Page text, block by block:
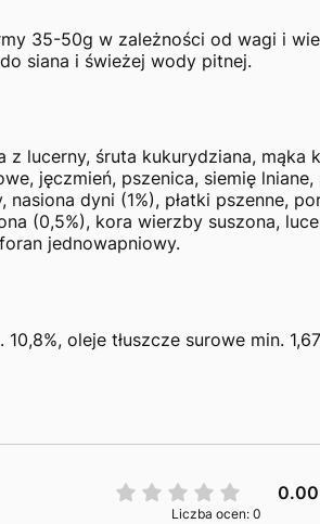
35-50g w zależności od wagi i
siana i świeżej wody pitnej.
z lucerny, śruta kukurydziana,
jęczmień, pszenica, siemię
dyni (1%), płatki pszenne,
(0,5%), kora wierzby suszona,
jednowapniowy.
oleje tłuszcze surowe min.
0.00
Liczba ocen: 0